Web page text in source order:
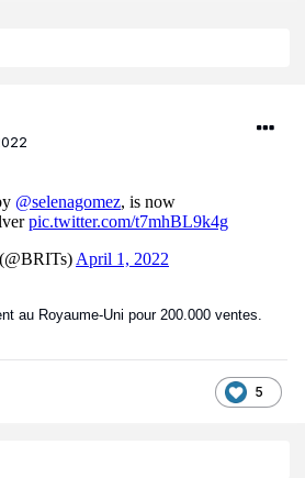
au Royaume-Uni pour 200.000 ventes.
5